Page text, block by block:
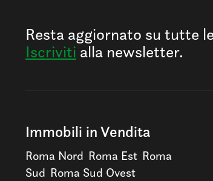
Resta aggiornato su tutte
Iscriviti alla newsletter.
Immobili in Vendita
Roma Nord Roma Est Roma
Sud Roma Sud Ovest